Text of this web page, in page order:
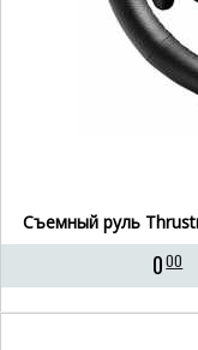
Съемный руль
000